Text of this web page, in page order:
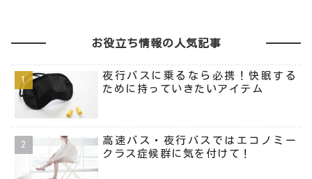
お役立ち情報の人気記事
夜行バスに乗るなら必携！快眠する
ために持っていきたいアイテム
高速バス・夜行バスではエコノミー
クラス症候群に気を付けて！